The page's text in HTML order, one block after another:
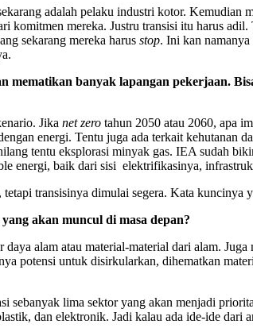
adalah pelaku industri kotor.
komitmen mereka. Justru transisi itu harus adil.
sekarang mereka harus stop. Ini kan
mematikan banyak lapangan pekerjaan.
Jika net zero tahun 2050 atau 2060, apa
energi. Tentu juga ada terkait kehutanan
tentu eksplorasi minyak gas. IEA sudah
energi, baik dari sisi elektrifikasinya,
transisinya dimulai segera. Kata kuncinya
akan muncul di masa depan?
alam atau material-material dari alam.
potensi untuk disirkularkan, dihematkan
sebanyak lima sektor yang akan menjadi
dan elektronik. Jadi kalau ada ide-ide dari